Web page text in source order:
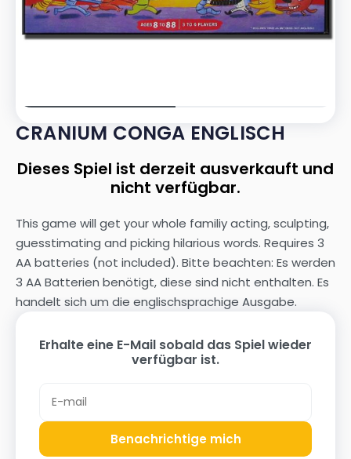
CRANIUM CONGA ENGLISCH
Dieses Spiel ist derzeit ausverkauft und
nicht verfügbar.
This game will get your whole familiy acting, sculpting,
guesstimating and picking hilarious words. Requires 3
AA batteries (not included). Bitte beachten: Es werden
3 AA Batterien benötigt, diese sind nicht enthalten. Es
handelt sich um die englischsprachige Ausgabe.
Erhalte eine E-Mail sobald das Spiel wieder
verfügbar ist.
Benachrichtige mich